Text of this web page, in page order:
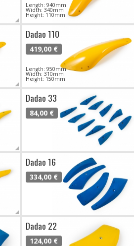
Length: 940mm
Width: 340mm
Height: 110mm
Dadao 110
419,00 €
Length: 950mm
Width: 310mm
Height: 150mm
Dadao 33
84,00 €
Dadao 16
334,00 €
Dadao 22
124,00 €